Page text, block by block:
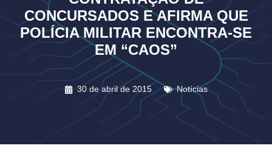
CONCURSADOS E AFIRMA QUE
POLÍCIA MILITAR ENCONTRA-SE
EM “CAOS”
30 de abril de 2015 Notícias